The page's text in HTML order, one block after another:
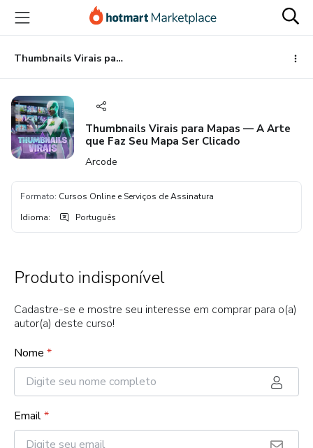
para
conteúdo
principal
para
pagamento
para
rodapé
Thumbnails Virais para Mapas — A Arte que Faz Seu Mapa Ser Clicado
Thumbnails Virais para Mapas — A Arte
que Faz Seu Mapa Ser Clicado
Arcode
Formato: Cursos Online e Serviços de Assinatura
Idioma: Português
Produto indisponível
Cadastre-se e mostre seu interesse em comprar para o(a)
autor(a) deste curso!
Nome *
Email*